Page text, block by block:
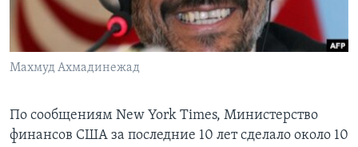
Learning English
СОЦИАЛЬНЫЕ СЕТИ
Махмуд Ахмадинежад
По сообщениям New York Times, Министерство
финансов США за последние 10 лет сделало около 10